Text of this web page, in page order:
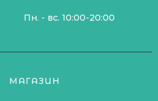
Пн. - вс. 10:00-20:00
МАГАЗИН